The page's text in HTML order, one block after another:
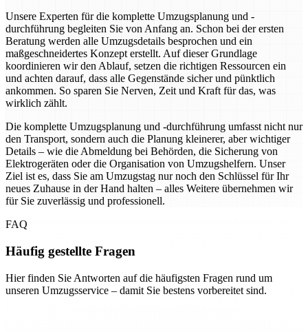
Unsere Experten für die komplette Umzugsplanung und -
durchführung begleiten Sie von Anfang an. Schon bei der ersten
Beratung werden alle Umzugsdetails besprochen und ein
maßgeschneidertes Konzept erstellt. Auf dieser Grundlage
koordinieren wir den Ablauf, setzen die richtigen Ressourcen ein
und achten darauf, dass alle Gegenstände sicher und pünktlich
ankommen. So sparen Sie Nerven, Zeit und Kraft für das, was
wirklich zählt.
Die komplette Umzugsplanung und -durchführung umfasst nicht nur
den Transport, sondern auch die Planung kleinerer, aber wichtiger
Details – wie die Abmeldung bei Behörden, die Sicherung von
Elektrogeräten oder die Organisation von Umzugshelfern. Unser
Ziel ist es, dass Sie am Umzugstag nur noch den Schlüssel für Ihr
neues Zuhause in der Hand halten – alles Weitere übernehmen wir
für Sie zuverlässig und professionell.
FAQ
Häufig gestellte Fragen
Hier finden Sie Antworten auf die häufigsten Fragen rund um
unseren Umzugsservice – damit Sie bestens vorbereitet sind.